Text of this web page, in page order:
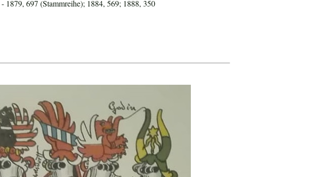
- 1879, 697 (Stammreihe); 1884, 569; 1888, 350